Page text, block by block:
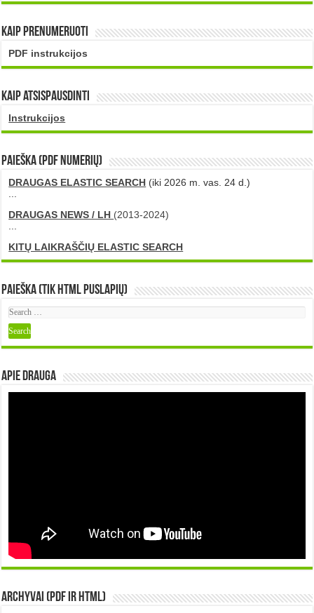
Kaip prenumeruoti
PDF instrukcijos
Kaip atsispausdinti
Instrukcijos
PAIEŠKA (PDF numerių)
DRAUGAS ELASTIC SEARCH (iki 2026 m. vas. 24 d.)
...
DRAUGAS NEWS / LH (2013-2024)
...
KITŲ LAIKRAŠČIŲ ELASTIC SEARCH
Paieška (tik HTML puslapių)
Apie DRAUGA
Archyvai (PDF ir HTML)